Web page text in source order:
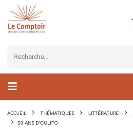
ACCUEIL THÉMATIQUES LITTÉRATURE
50 ANS D'OULIPO